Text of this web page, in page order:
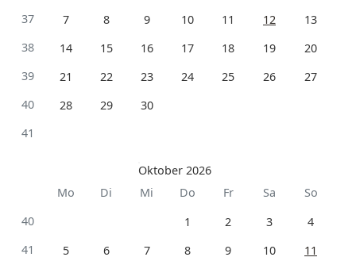
37
7 8 9 10 11 12
13
38
14 15 16 17 18 19
20
39
21 22 23 24 25 26
27
40
28 29
30
41
Oktober 2026
Mo
Di Mi Do Fr Sa
So
40
1 2 3
4
41
5 6 7 8 9 10
11